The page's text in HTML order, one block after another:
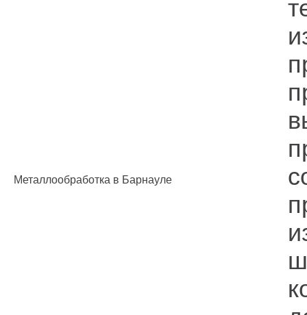
Металлообработка в Барнауле